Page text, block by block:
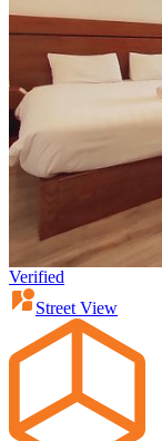
Verified
Street View